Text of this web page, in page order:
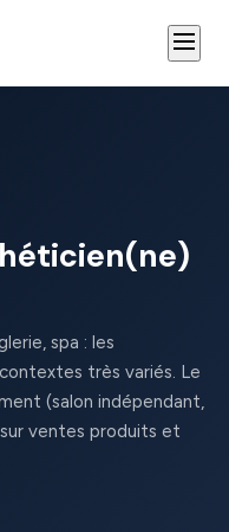
spa : les
très variés. Le
(salon indépendant,
sur ventes produits et